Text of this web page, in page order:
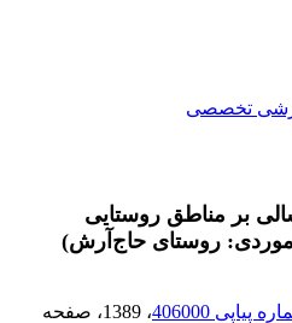
تخصصی
بر مناطق روستایی
روستای حاج‌آرش)
، 1389
، صفحه